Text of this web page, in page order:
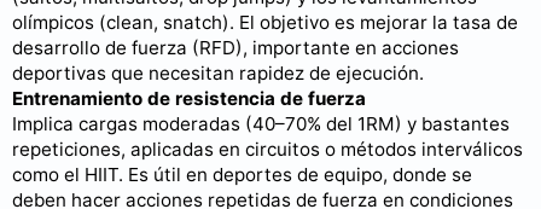
olímpicos (clean, snatch). El objetivo es mejorar la tasa de
desarrollo de fuerza (RFD), importante en acciones
deportivas que necesitan rapidez de ejecución.
Entrenamiento de resistencia de fuerza
Implica cargas moderadas (40–70% del 1RM) y bastantes
repeticiones, aplicadas en circuitos o métodos interválicos
como el HIIT. Es útil en deportes de equipo, donde se
deben hacer acciones repetidas de fuerza en condiciones